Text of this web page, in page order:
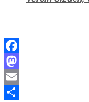
Facebook
Mastodon
Email